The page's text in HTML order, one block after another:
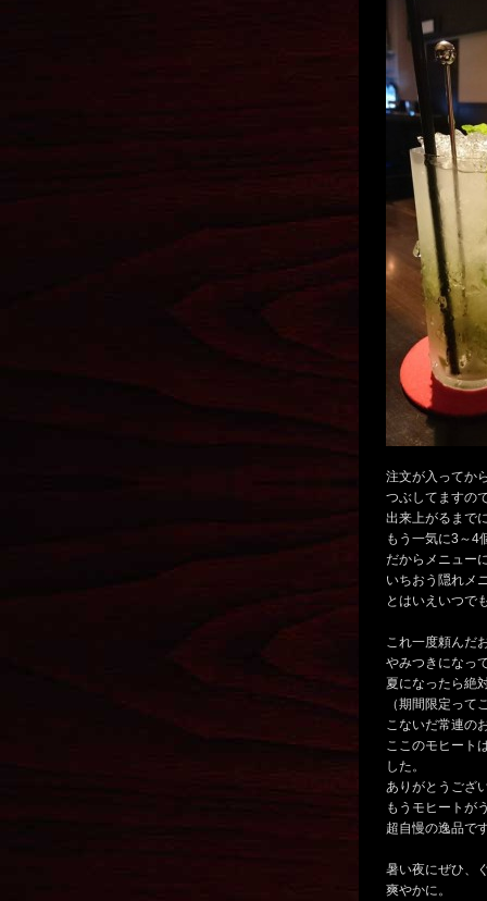
注文が入ってか
つぶしてますの
出来上がるまで
もう一気に3～4
だからメニュー
いちおう隠れメ
とはいえいつで
これ一度頼んだ
やみつきになっ
夏になったら絶
（期間限定って
こないだ常連の
ここのモヒート
した。
ありがとうござ
もうモヒートが
超自慢の逸品で
暑い夜にぜひ、
爽やかに。